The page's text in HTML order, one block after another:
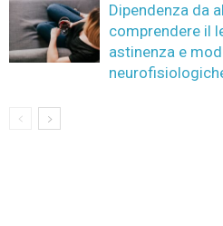
Dipendenza da
comprendere il
astinenza e